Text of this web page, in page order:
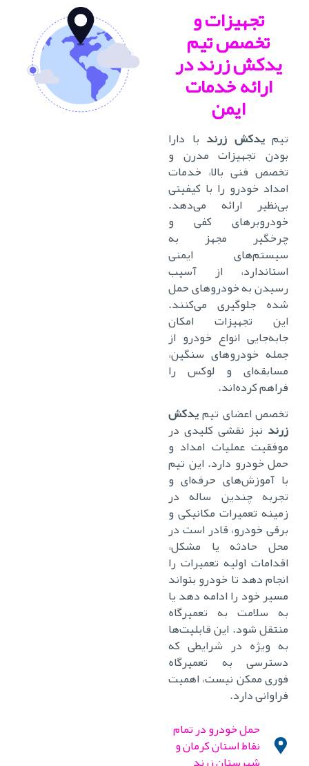
تجهیزات و
تخصص تیم
یدکش زرنددر
ارائه خدمات
ایمن
تیمیدکش زرندبا دارا
بودن تجهیزات مدرن و
تخصص فنی بالا، خدمات
امداد خودرو را با کیفیتی
بی‌نظیر ارائه می‌دهد.
خودروبرهای کفی و
چرخگیر مجهز به
سیستم‌های ایمنی
استاندارد، از آسیب
رسیدن به خودروهای حمل
شده جلوگیری می‌کنند.
این تجهیزات امکان
جابه‌جایی انواع خودرو از
جمله خودروهای سنگین،
مسابقه‌ای و لوکس را
فراهم کرده‌اند.
تخصص اعضای تیمیدکش
زرندنیز نقشی کلیدی در
موفقیت عملیات امداد و
حمل خودرو دارد. این تیم
با آموزش‌های حرفه‌ای و
تجربه چندین ساله در
زمینه تعمیرات مکانیکی و
برقی خودرو، قادر است در
محل حادثه یا مشکل،
اقدامات اولیه تعمیرات را
انجام دهد تا خودرو بتواند
مسیر خود را ادامه دهد یا
به سلامت به تعمیرگاه
منتقل شود. این قابلیت‌ها
به ویژه در شرایطی که
دسترسی به تعمیرگاه
فوری ممکن نیست، اهمیت
فراوانی دارد.
حمل خودرو در تمام
نقاط استان کرمان و